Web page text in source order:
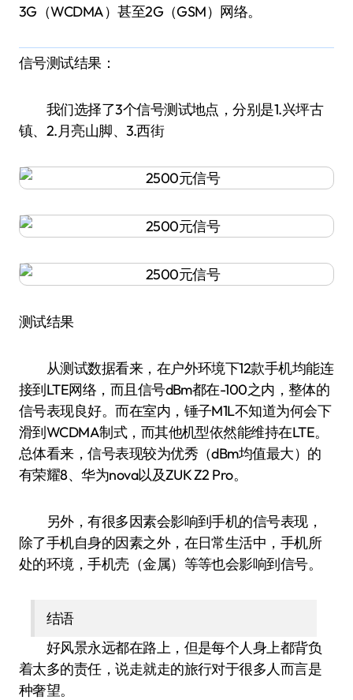
3G（WCDMA）甚至2G（GSM）网络。
信号测试结果：
我们选择了3个信号测试地点，分别是1.兴坪古
镇、2.月亮山脚、3.西街
测试结果
从测试数据看来，在户外环境下12款手机均能连
接到LTE网络，而且信号dBm都在-100之内，整体的
信号表现良好。而在室内，锤子M1L不知道为何会下
滑到WCDMA制式，而其他机型依然能维持在LTE。
总体看来，信号表现较为优秀（dBm均值最大）的
有荣耀8、华为nova以及ZUK Z2 Pro。
另外，有很多因素会影响到手机的信号表现，
除了手机自身的因素之外，在日常生活中，手机所
处的环境，手机壳（金属）等等也会影响到信号。
结语
好风景永远都在路上，但是每个人身上都背负
着太多的责任，说走就走的旅行对于很多人而言是
种奢望。